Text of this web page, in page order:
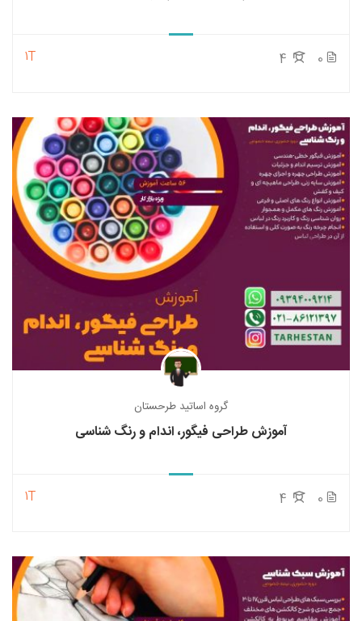
0
1T
گروه اساتید طرحستان
آموزش طراحی فیگور، اندام و رنگ شناسی
0
1T